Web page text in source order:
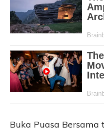
Buka Puasa Bersama